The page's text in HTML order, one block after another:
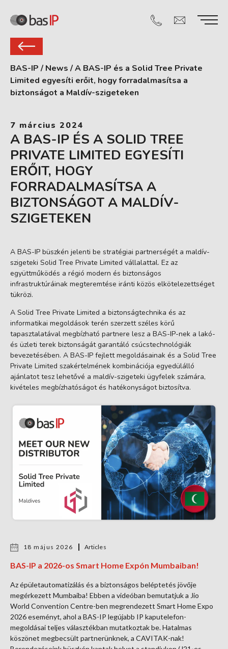
BAS-IP / News /A BAS-IP és a Solid Tree Private
Limited egyesíti erőit, hogy forradalmasítsa a
biztonságot a Maldív-szigeteken
7 március 2024
A BAS-IP ÉS A SOLID TREE
PRIVATE LIMITED EGYESÍTI
ERŐIT, HOGY
FORRADALMASÍTSA A
BIZTONSÁGOT A MALDÍV-
SZIGETEKEN
A BAS-IP büszkén jelenti be stratégiai partnerségét a maldív-
szigeteki Solid Tree Private Limited vállalattal. Ez az
együttműködés a régió modern és biztonságos
infrastruktúráinak megteremtése iránti közös elkötelezettséget
tükrözi.
A Solid Tree Private Limited a biztonságtechnika és az
informatikai megoldások terén szerzett széles körű
tapasztalatával megbízható partnere lesz a BAS-IP-nek a lakó-
és üzleti terek biztonságát garantáló csúcstechnológiák
bevezetésében. A BAS-IP fejlett megoldásainak és a Solid Tree
Private Limited szakértelmének kombinációja egyedülálló
ajánlatot tesz lehetővé a maldív-szigeteki ügyfelek számára,
kivételes megbízhatóságot és hatékonyságot biztosítva.
18 május 2026 Articles
BAS-IP a 2026-os Smart Home Expón Mumbaiban!
Az épületautomatizálás és a biztonságos beléptetés jövője
megérkezett Mumbaiba! Ebben a videóban bemutatjuk a Jio
World Convention Centre-ben megrendezett Smart Home Expo
2026 eseményt, ahol a BAS-IP legújabb IP kaputelefon-
megoldásai teljes választékban mutatkoztak be. Hatalmas
köszönet megbecsült partnerünknek, a CAVITAK-nak!